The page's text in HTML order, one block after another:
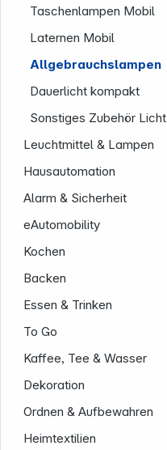
Taschenlampen Mobil
Laternen Mobil
Allgebrauchslampen
Dauerlicht kompakt
Sonstiges Zubehör Licht
Leuchtmittel & Lampen
Hausautomation
Alarm & Sicherheit
eAutomobility
Kochen
Backen
Essen & Trinken
To Go
Kaffee, Tee & Wasser
Dekoration
Ordnen & Aufbewahren
Heimtextilien